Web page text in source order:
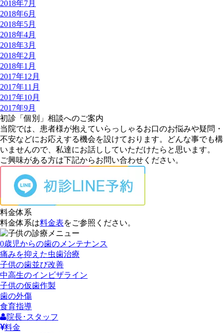
2018年7月
2018年6月
2018年5月
2018年4月
2018年3月
2018年2月
2018年1月
2017年12月
2017年11月
2017年10月
2017年9月
初診「個別」相談へのご案内
当院では、患者様が抱えていらっしゃるお口のお悩みや疑問・
不安などにお応えする機会を設けております。どんな事でも構
いませんので、私達にお話ししていただけたらと思います。
ご興味がある方は下記からお問い合わせください。
料金体系
料金体系は料金表をご参照ください。
0歳児からの歯のメンテナンス
痛みを抑えた虫歯治療
子供の歯並び改善
中高生のインビザライン
子供の仮歯作製
歯の外傷
食育指導
院長･スタッフ
料金